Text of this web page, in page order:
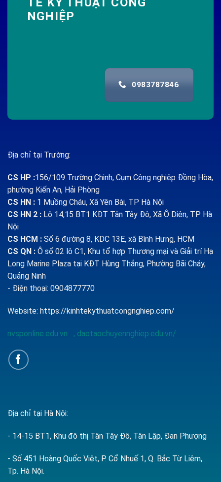
NGHIỆP
0983787846
Địa chỉ tại Trường:
CS HP :156/109 Trường Chinh, Cụm Công nghiệp Đồng Hòa,
phường Kiến An, Hải Phòng
CS HN : 1 Muồng Cháu, Xã Yên Bài, TP Hà Nội
CS HN 2 : Lô 14,15 BT1 KĐT Tân Tây Đô, Xã Ô Diên, TP Hà
Nội
CS HCM : Số 6 đường 8, KDC 13E, xã Bình Hưng, HCM
CS QN : Ô số 02 lô C1, Khu tổ hợp Thương mại và Giải trí Hạ
Long Marine Plaza tại KĐT Hùng Thắng, Phường Bãi Cháy,
Quảng Ninh
- Điện thoại: 0904877770
Website: https://kinhtekythuatcongnghiep.com/
nvsponline.edu.vn , daotaochuyennghiep.edu.vn/
Địa chỉ tại Hà Nội:
- 14-15 BT1, Khu đô thị Tân Tây Đô, Tân Lập, Đan Phượng
- Số 451 Hoàng Quốc Việt, P. Cổ Nhuế 1, Q. Bắc Từ Liêm,
Tp. Hà Nội.